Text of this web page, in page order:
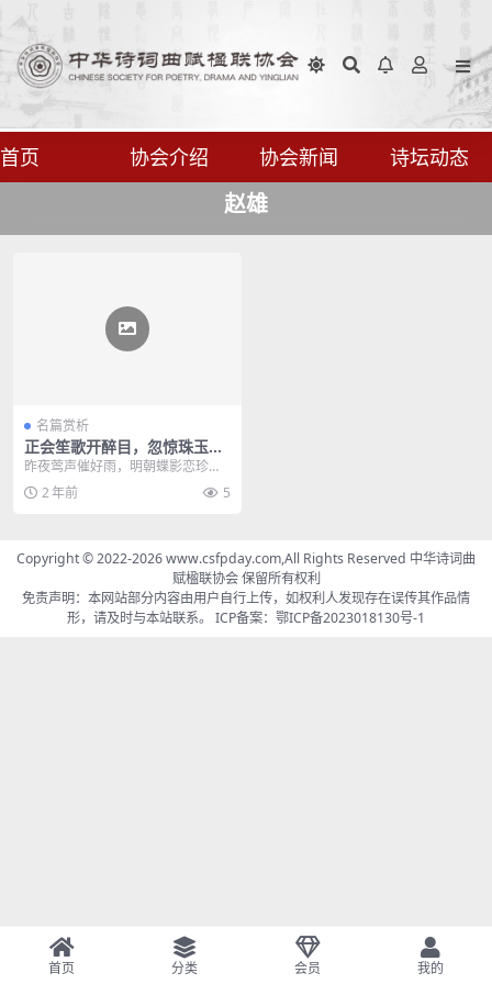
首页 协会介绍 协会新闻 诗坛动态
赵雄
名篇赏析
正会笙歌开醉目，忽惊珠玉得
嘉言
昨夜莺声催好雨，明朝蝶影恋珍
丛。 谁堪旧事烟尘里，长忆芳华魂
梦中。 黄鹤楼头如意...
2 年前 5
Copyright © 2022-2026 www.csfpday.com,All Rights Reserved 中华诗词曲
赋楹联协会 保留所有权利
免责声明：本网站部分内容由用户自行上传，如权利人发现存在误传其作品情
形，请及时与本站联系。 ICP备案： 鄂ICP备2023018130号-1
首页 分类 会员 我的